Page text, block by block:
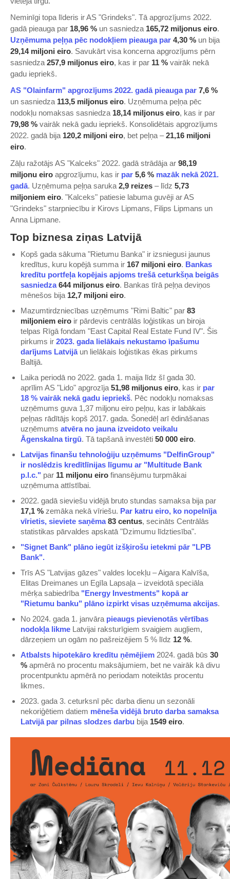
Neminīgi topa līderis ir AS "Grindeks". Tā apgrozījums 2022.
gadā pieauga par 18,96 % un sasniedza 165,72 miljonus eiro.
​Uzņēmuma peļņa pēc nodokļiem pieauga par 4,30 % un bija
29,14 miljoni eiro. Savukārt visa koncerna apgrozījums pērn
sasniedza 257,9 miljonus eiro, kas ir par 11 % vairāk nekā
gadu iepriekš.
​AS "Olainfarm" apgrozījums 2022. gadā pieauga par 7,6 %
un sasniedza 113,5 miljonus eiro. Uzņēmuma peļņa pēc
nodokļu nomaksas sasniedza 18,14 miljonus eiro, kas ir par
79,98 % vairāk nekā gadu iepriekš. Konsolidētais apgrozījums
2022. gadā bija 120,2 miljoni eiro, bet peļņa –21,16 miljoni
eiro.
Zāļu ražotājs AS "Kalceks" 2022. gadā strādāja ar 98,19
miljonu eiro apgrozījumu, kas ir ​par 5,6 % mazāk nekā 2021.
gadā​. Uzņēmuma peļņa saruka 2,9 reizes – līdz 5,73
miljoniem eiro. "Kalceks" patiesie labuma guvēji ar AS
"Grindeks" starpniecību ir Kirovs Lipmans, Filips Lipmans un
Anna Lipmane.
Top biznesa ziņas Latvijā
Kopš gada sākuma "Rietumu Banka" ir izsniegusi jaunus
kredītus, kuru kopējā summa ir 167 miljoni eiro. ​Bankas
kredītu portfeļa kopējais apjoms trešā ceturkšņa beigās
sasniedza ​644 miljonus eiro. Bankas tīrā peļņa deviņos
mēnešos bija 12,7 miljoni eiro.
Mazumtirdzniecības uzņēmums "Rimi Baltic" par 83
miljoniem eiro ir pārdevis centrālās loģistikas un biroja
telpas Rīgā fondam "East Capital Real Estate Fund IV". Šis
pirkums ir ​2023. gada lielākais nekustamo īpašumu
darījums Latvijā​un lielākais loģistikas ēkas pirkums
Baltijā.
Laika periodā no 2022. gada 1. maija līdz šī gada 30.
aprīlim AS "Lido" apgrozīja 51,98 miljonus eiro, kas ir ​par
18 % vairāk nekā gadu iepriekš​. Pēc nodokļu nomaksas
uzņēmums guva 1,37 miljonu eiro peļņu, kas ir labākais
peļņas rādītājs kopš 2017. gada. Šonedēļ arī ēdināšanas
uzņēmums ​atvēra no jauna izveidoto veikalu
Āgenskalna tirgū​. Tā tapšanā investēti 50 000 eiro.
​Latvijas finanšu tehnoloģiju uzņēmums "DelfinGroup"
ir noslēdzis kredītlīnijas līgumu ar "Multitude Bank
p.l.c."​ par 11 miljonu eiro finansējumu turpmākai
uzņēmuma attīstībai.
2022. gadā sieviešu vidējā bruto stundas samaksa bija par
17,1 % zemāka nekā vīriešu. ​Par katru eiro, ko nopelnīja
vīrietis, sieviete saņēma83 centus, secināts Centrālās
statistikas pārvaldes apskatā "Dzimumu līdztiesība".
​"Signet Bank" plāno iegūt izšķirošu ietekmi pār "LPB
Bank".​
Trīs AS "Latvijas gāzes" valdes locekļu – Aigara Kalvīša,
Elitas Dreimanes un Egīla Lapsaļa – izveidotā speciāla
mērķa sabiedrība ​"Energy Investments" kopā ar
"Rietumu banku" plāno izpirkt visas uzņēmuma akcijas​.
No 2024. gada 1. janvāra ​pieaugs pievienotās vērtības
nodokļa likme ​ Latvijai raksturīgiem svaigiem augļiem,
dārzeņiem un ogām no pašreizējiem 5 % līdz 12 %.
​Atbalsts hipotekāro kredītu ņēmējiem​ 2024. gadā būs 30
% apmērā no procentu maksājumiem, bet ne vairāk kā divu
procentpunktu apmērā no periodam noteiktās procentu
likmes.
2023. gada 3. ceturksnī pēc darba dienu un sezonāli
nekoriģētiem datiem ​mēneša vidējā bruto darba samaksa
Latvijā par pilnas slodzes darbu​ bija 1549 eiro.